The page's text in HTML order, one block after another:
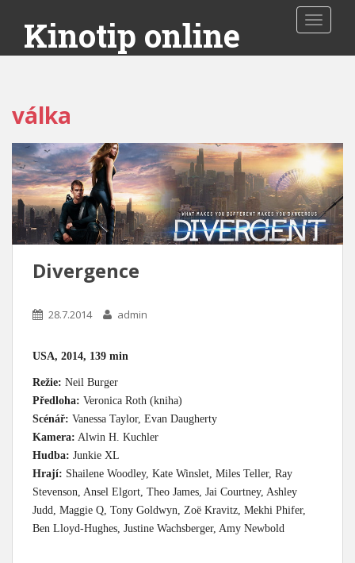
Toggle
Kinotip online
válka
Divergence
28.7.2014 admin
USA, 2014, 139 min
Režie: Neil Burger
Předloha: Veronica Roth (kniha)
Scénář: Vanessa Taylor, Evan Daugherty
Kamera: Alwin H. Kuchler
Hudba: Junkie XL
Hrají: Shailene Woodley, Kate Winslet, Miles Teller, Ray
Stevenson, Ansel Elgort, Theo James, Jai Courtney, Ashley
Judd, Maggie Q, Tony Goldwyn, Zoë Kravitz, Mekhi Phifer,
Ben Lloyd-Hughes, Justine Wachsberger, Amy Newbold